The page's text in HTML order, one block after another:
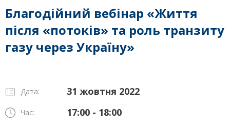
Благодійний вебінар «Життя
після «потоків» та роль транзиту
газу через Україну»
Дата: 31 жовтня 2022
Час: 17:00 - 18:00